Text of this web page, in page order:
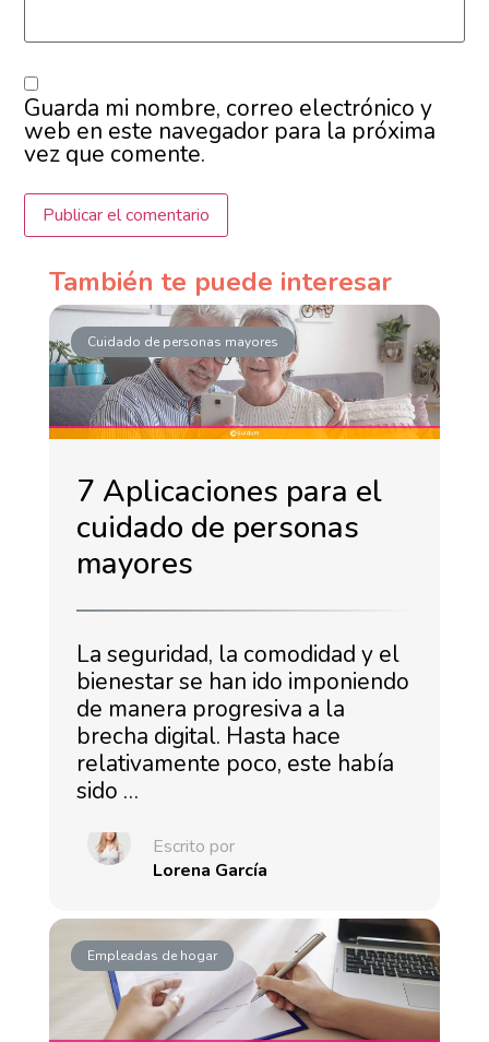
Guarda mi nombre, correo electrónico y
web en este navegador para la próxima
vez que comente.
También te puede interesar
Cuidado de personas mayores
7 Aplicaciones para el
cuidado de personas
mayores
La seguridad, la comodidad y el
bienestar se han ido imponiendo
de manera progresiva a la
brecha digital. Hasta hace
relativamente poco, este había
sido …
Escrito por
Lorena García
Empleadas de hogar